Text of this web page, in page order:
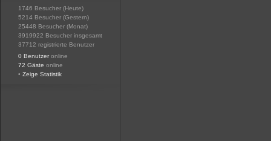
1746 Besucher (Heute)
5214 Besucher (Gestern)
25448 Besucher (Monat)
3919922 Besucher insgesamt
37712 registrierte Benutzer
0 Benutzer online
72 Gäste online
• Zeige Statistik